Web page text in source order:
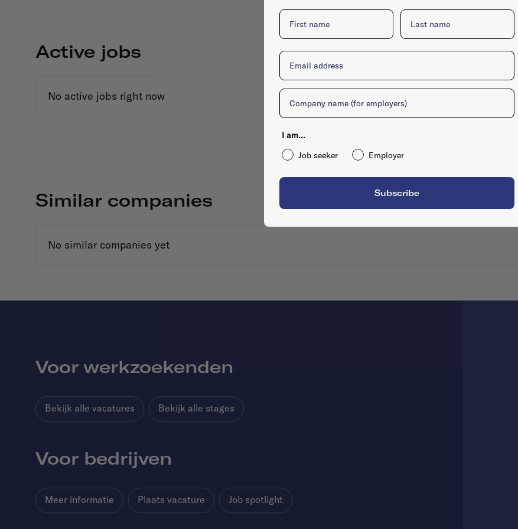
Active jobs
No active jobs right now
Similar companies
No similar companies yet
Voor werkzoekenden
Bekijk alle vacatures Bekijk alle stages
Voor bedrijven
Meer informatie Plaats vacature Job spotlight
First name Last name
Email
Company
I am...
Job seeker
Employer
Subscribe